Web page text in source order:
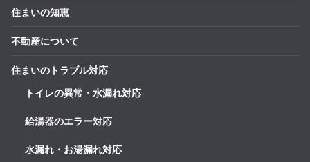
住まいの知恵
不動産について
住まいのトラブル対応
トイレの異常・水漏れ対応
給湯器のエラー対応
水漏れ・お湯漏れ対応